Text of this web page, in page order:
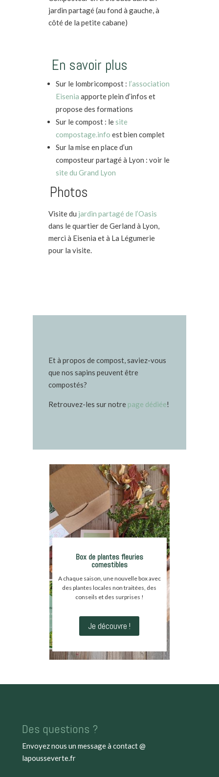
jardin partagé (au fond à gauche, à
côté de la petite cabane)
En savoir plus
Sur le lombricompost : l’association
Eisenia apporte plein d’infos et
propose des formations
Sur le compost : lesite
compostage.info est bien complet
Sur la mise en place d’un
composteur partagé à Lyon : voir le
site du Grand Lyon
Photos
Visite du jardin partagé de l’Oasis
dans le quartier de Gerland à Lyon,
merci à Eisenia et à La Légumerie
pour la visite.
Et à propos de compost, saviez-vous
que nos sapins peuvent être
compostés?
Retrouvez-les sur notre page dédiée!
Box de plantes fleuries
comestibles
A chaque saison, une nouvelle box avec
des plantes locales non traitées, des
conseils et des surprises !
Je découvre !
Des questions ?
Envoyez nous un message à contact @
lapousseverte.fr